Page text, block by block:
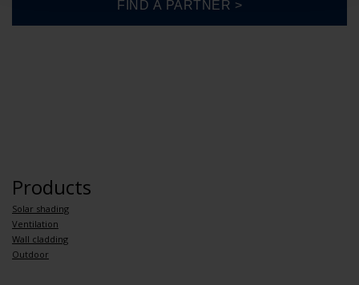
Products
Solar shading
Ventilation
Wall cladding
Outdoor